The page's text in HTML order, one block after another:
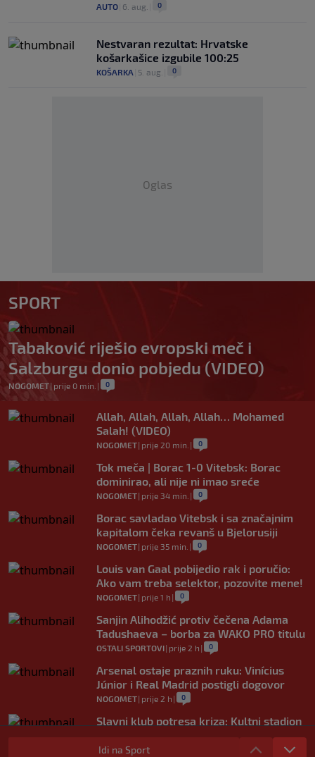
AUTO 6. aug. 0
Nestvaran rezultat: Hrvatske
košarkašice izgubile 100:25
KOŠARKA 5. aug. 0
Oglas
SPORT
Tabaković riješio evropski meč i
Salzburgu donio pobjedu (VIDEO)
NOGOMET| prije 0 min. | 0
Allah, Allah, Allah, Allah… Mohamed
Salah! (VIDEO)
NOGOMET| prije 20 min. | 0
Tok meča | Borac 1-0 Vitebsk: Borac
dominirao, ali nije ni imao sreće
NOGOMET| prije 34 min. | 0
Borac savladao Vitebsk i sa značajnim
kapitalom čeka revanš u Bjelorusiji
NOGOMET| prije 35 min. | 0
Louis van Gaal pobijedio rak i poručio:
Ako vam treba selektor, pozovite mene!
NOGOMET| prije 1 h | 0
Sanjin Alihodžić protiv čečena Adama
Tadushaeva – borba za WAKO PRO titulu
OSTALI SPORTOVI| prije 2 h | 0
Arsenal ostaje praznih ruku: Vinícius
Júnior i Real Madrid postigli dogovor
NOGOMET| prije 2 h | 0
Slavni klub potresa kriza: Kultni stadion
u Italiji bit će prazan na početku sezone,
navijači objavili rat upravi
Idi na Sport